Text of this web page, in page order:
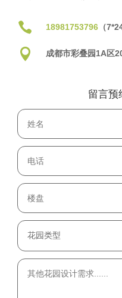
 18981753796（
 成都市彩叠园1A区
留言预